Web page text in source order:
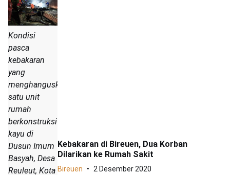
Kondisi
pasca
kebakaran
yang
menghanguskan
satu unit
rumah
berkonstruksi
kayu di
Dusun Imum
Basyah, Desa
Reuleut, Kota
Kebakaran di Bireuen, Dua Korban
Dilarikan ke Rumah Sakit
Bireuen 2 Desember 2020